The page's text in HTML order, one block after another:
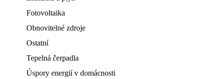
Fotovoltaika
Obnovitelné zdroje
Ostatní
Tepelná čerpadla
Úspory energií v domácnosti